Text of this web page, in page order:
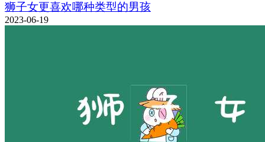
狮子女更喜欢哪种类型的男孩
2023-06-19